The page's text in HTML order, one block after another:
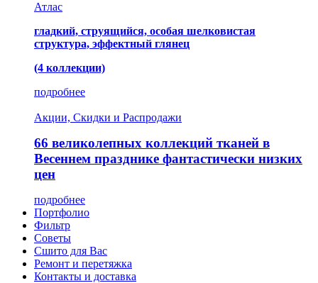
Атлас
гладкий, струящийся, особая шелковистая
структура, эффектный глянец
(4 коллекции)
подробнее
Акции, Скидки и Распродажи
66 великолепных коллекций тканей в
Весеннем празднике фантастически низких
цен
подробнее
Портфолио
Фильтр
Советы
Сшито для Вас
Ремонт и перетяжка
Контакты и доставка